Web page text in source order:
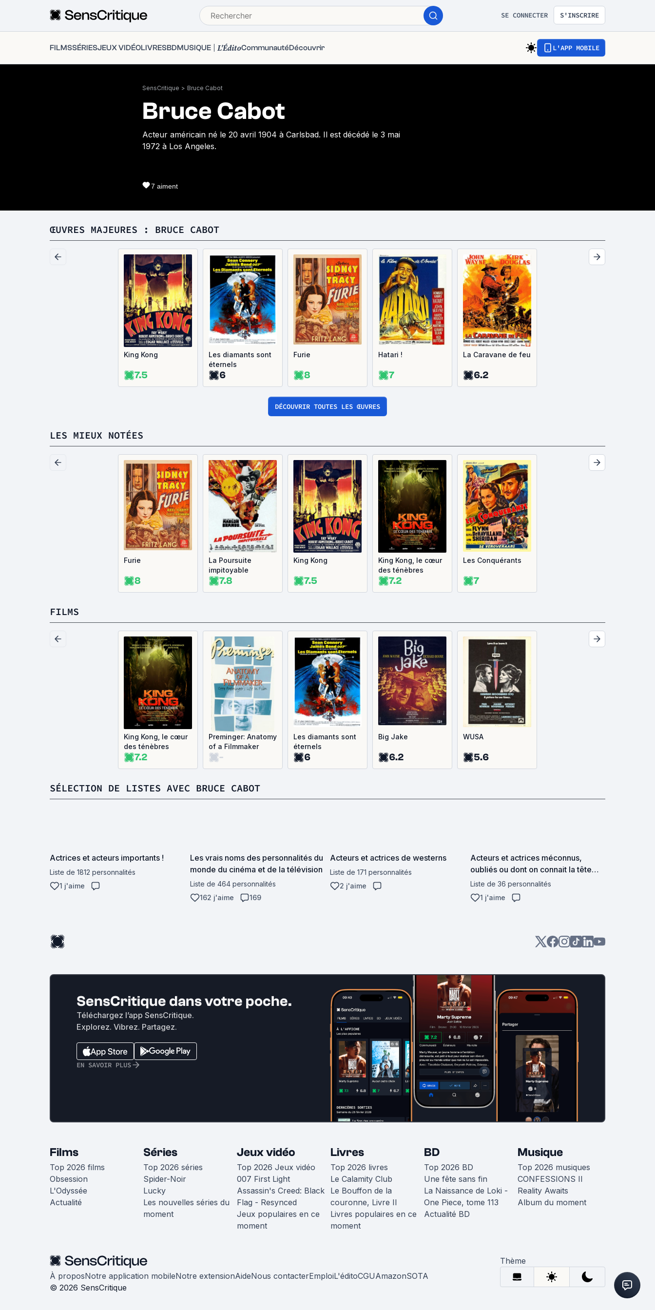
SE CONNECTER S'INSCRIRE
FILMSSÉRIESJEUX VIDÉOLIVRESBDMUSIQUE L'ÉditoCommunautéDécouvrir L'APP MOBILE
SensCritique > Bruce Cabot
Bruce Cabot
Acteur américain né le 20 avril 1904 à Carlsbad. Il est décédé le 3 mai
1972 à Los Angeles.
7 aiment
ŒUVRES MAJEURES : BRUCE CABOT
King Kong
7.5
Les diamants sont
éternels
6
Furie
8
Hatari !
7
La Caravane de feu
6.2
DÉCOUVRIR TOUTES LES ŒUVRES
LES MIEUX NOTÉES
Furie
8
La Poursuite
impitoyable
7.8
King Kong
7.5
King Kong, le cœur
des ténèbres
7.2
Les Conquérants
7
FILMS
King Kong, le cœur
des ténèbres
7.2
Preminger: Anatomy
of a Filmmaker
-
Les diamants sont
éternels
6
Big Jake
6.2
WUSA
5.6
SÉLECTION DE LISTES AVEC BRUCE CABOT
Actrices et acteurs importants !
Liste de 1812 personnalités
1 j'aime
Les vrais noms des personnalités du
monde du cinéma et de la télévision
Liste de 464 personnalités
162 j'aime
169
Acteurs et actrices de westerns
Liste de 171 personnalités
2 j'aime
Acteurs et actrices méconnus,
oubliés ou dont on connait la tête
mais pas le nom.
Liste de 36 personnalités
1 j'aime
SensCritique dans votre poche.
Téléchargez l’app SensCritique.
Explorez. Vibrez. Partagez.
EN SAVOIR PLUS
Films
Top 2026 films
Obsession
L'Odyssée
Actualité
Séries
Top 2026 séries
Spider-Noir
Lucky
Les nouvelles séries du
moment
Jeux vidéo
Top 2026 Jeux vidéo
007 First Light
Assassin's Creed: Black
Flag - Resynced
Jeux populaires en ce
moment
Livres
Top 2026 livres
Le Calamity Club
Le Bouffon de la
couronne, Livre II
Livres populaires en ce
moment
BD
Top 2026 BD
Une fête sans fin
La Naissance de Loki -
One Piece, tome 113
Actualité BD
Musique
Top 2026 musiques
CONFESSIONS II
Reality Awaits
Album du moment
À proposNotre application mobileNotre extensionAideNous contacterEmploiL'éditoCGUAmazonSOTA
© 2026 SensCritique
Thème